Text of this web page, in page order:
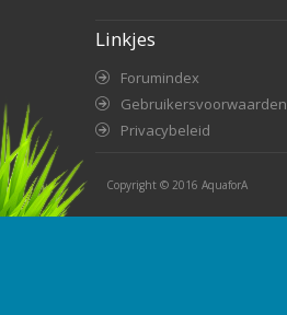
Linkjes
Forumindex
Gebruikersvoorwaarden
Privacybeleid
Copyright © 2016 AquaforA